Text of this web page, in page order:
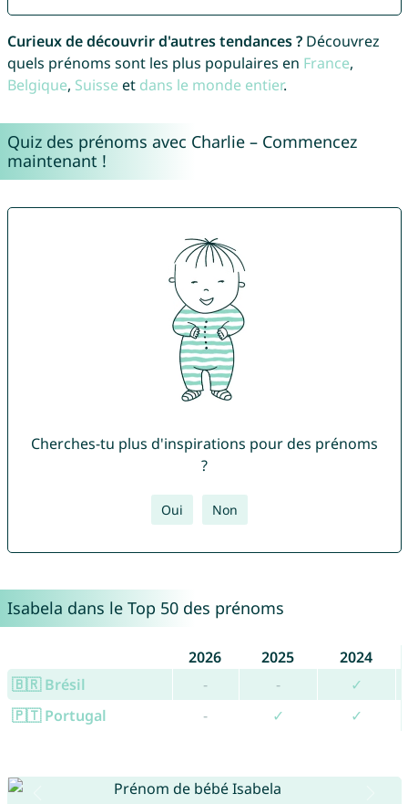
Curieux de découvrir d'autres tendances ?Découvrez
quels prénoms sont les plus populaires en France,
Belgique, Suisse et dans le monde entier.
Quiz des prénoms avec Charlie – Commencez
maintenant !
Cherches-tu plus d'inspirations pour des prénoms
?
Oui Non
Isabela dans le Top 50 des prénoms
2026 2025
2024
🇧🇷 Brésil
- -
✓
🇵🇹 Portugal
- ✓ ✓